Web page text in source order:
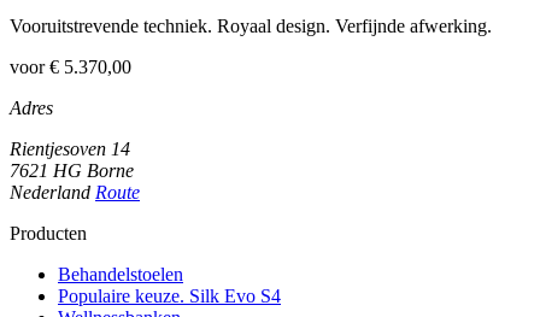
Vooruitstrevende techniek. Royaal design. Verfijnde afwerking.
voor € 5.370,00
Adres
Rientjesoven 14
7621 HG Borne
Nederland Route
Producten
Behandelstoelen
Populaire keuze. Silk Evo S4